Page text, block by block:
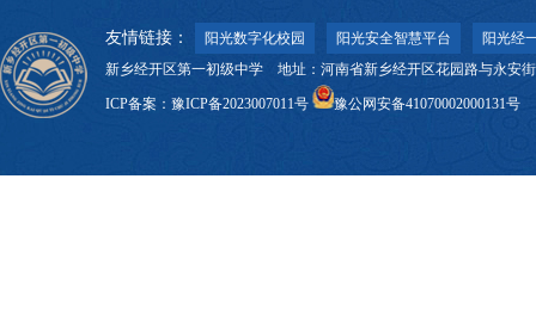
友情链接： 阳光数字化校园 阳光安全智慧平台
阳光经
新乡经开区第一初级中学 地址：河南省新乡经开区花园路与永安
ICP备案： 豫ICP备2023007011号 豫公网安备41070002000131号